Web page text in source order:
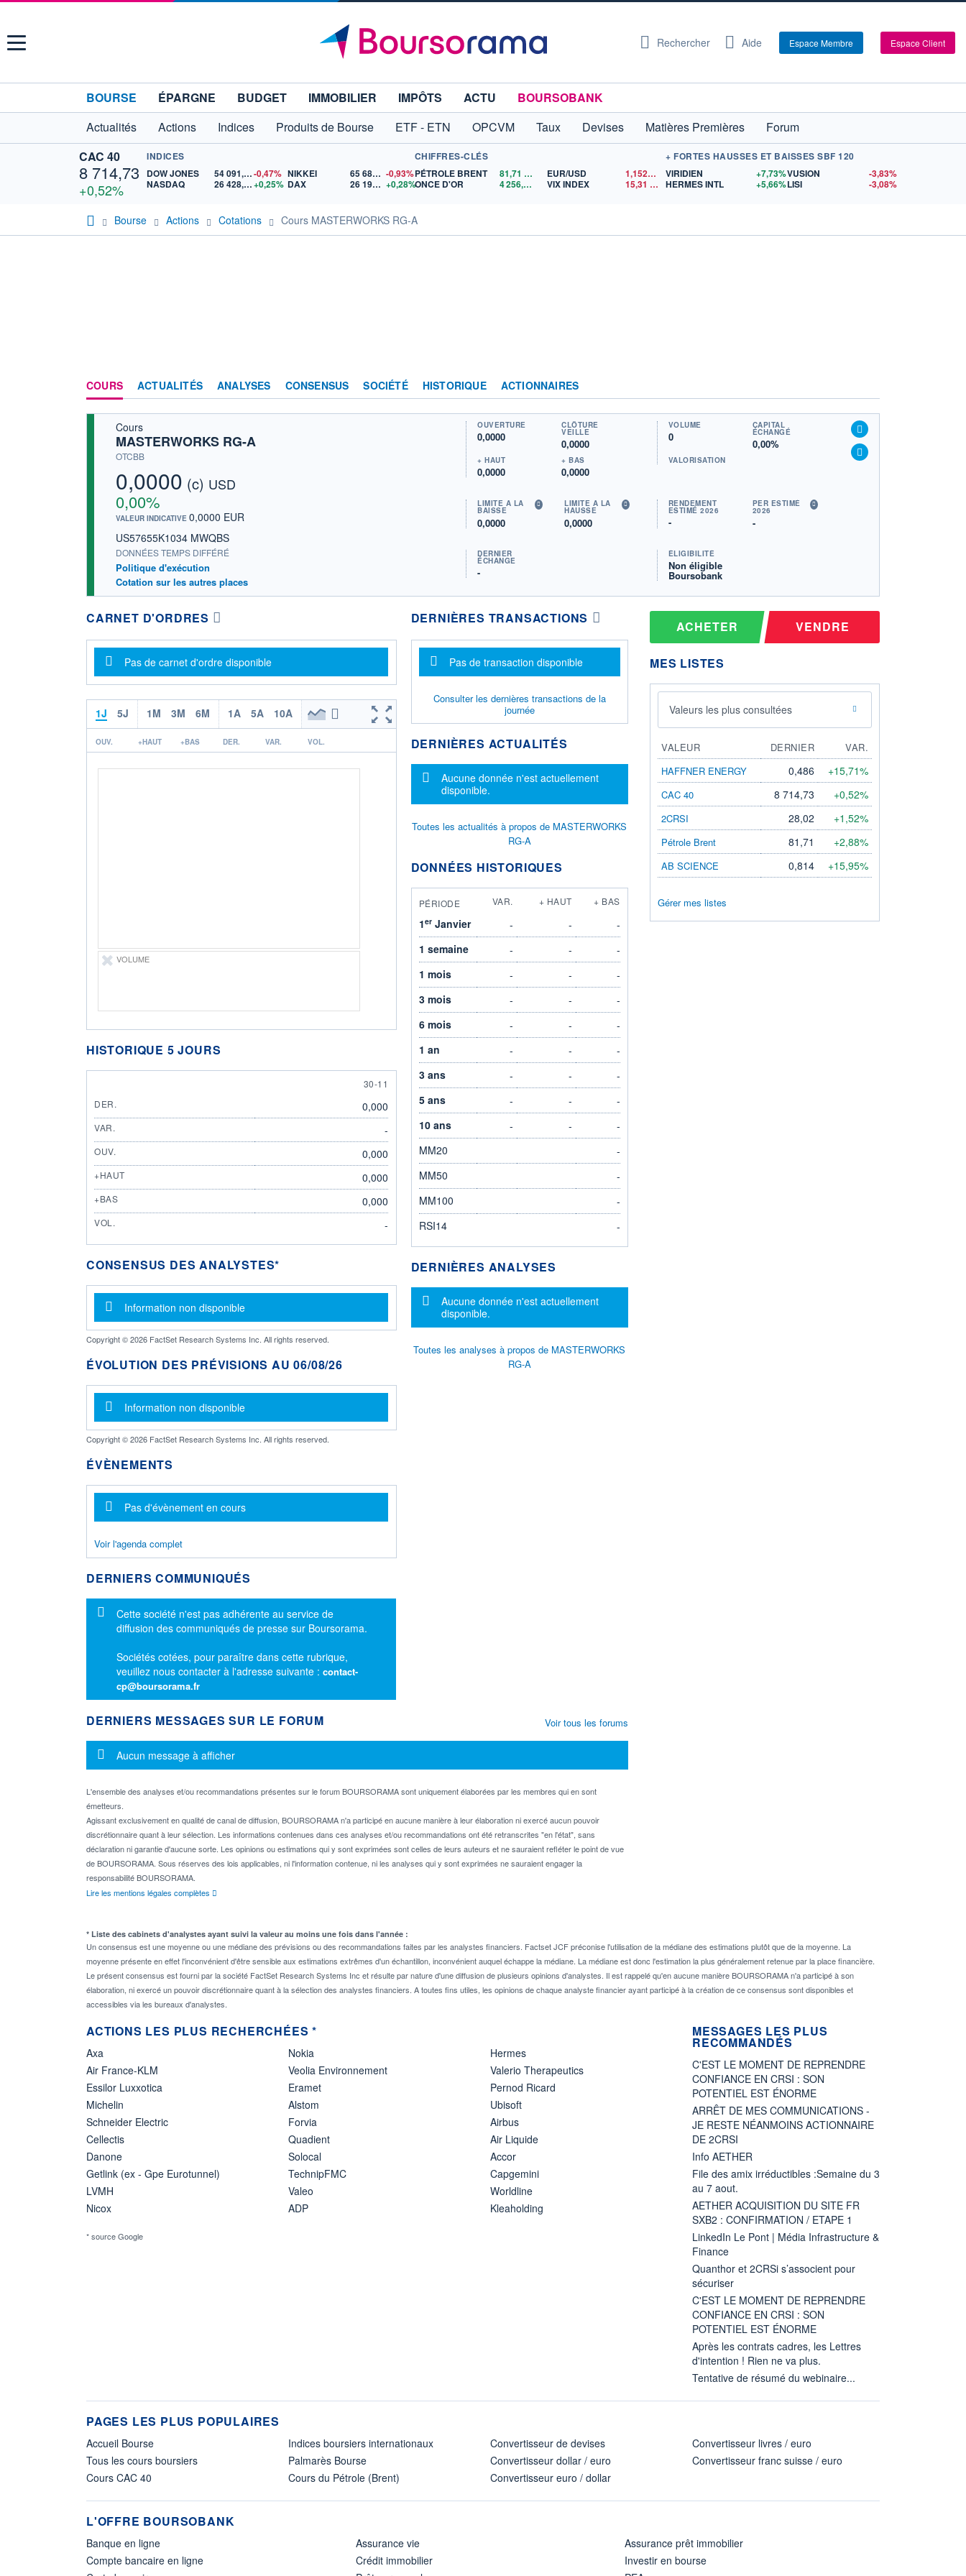
Menu Rechercher Aide Espace Membre Espace Client
BOURSE ÉPARGNE BUDGET IMMOBILIER IMPÔTS ACTU
BOURSOBANK
Actualités
Actions Indices Produits de Bourse ETF - ETN OPCVM Taux Devises Matières Premières
Forum
CAC 40
8 714,73
+0,52%
INDICES
DOW JONES
54 091,77-0,47%
NASDAQ
26 428,56+0,25%
NIKKEI 65 683,26 -0,93%
DAX
26 199,14 +0,28%
CHIFFRES-CLÉS
PÉTROLE BRENT
81,71
ONCE D'OR
4 256,29 $US
EUR/USD 1,1524$US
VIX INDEX
15,31
+ FORTES HAUSSES ET BAISSES SBF 120
VIRIDIEN
+7,73%
HERMES INTL
+5,66%
VUSION
-3,83%
LISI
-3,08%
Bourse Actions Cotations Cours MASTERWORKS RG-A
COURS ACTUALITÉS ANALYSES CONSENSUS SOCIÉTÉ HISTORIQUE ACTIONNAIRES
Cours
MASTERWORKS RG-A
OTCBB
0,0000 (c) USD
0,00%
VALEUR INDICATIVE 0,0000 EUR
US57655K1034 MWQBS
DONNÉES TEMPS DIFFÉRÉ
Politique d'exécution
Cotation sur les autres places
OUVERTURE
0,0000
CLÔTURE
VEILLE
0,0000
+ HAUT
0,0000
+ BAS
0,0000
VOLUME
0
CAPITAL
ÉCHANGÉ
0,00%
VALORISATION
LIMITE À LA
BAISSE
0,0000
LIMITE À LA
HAUSSE
0,0000
RENDEMENT
ESTIMÉ 2026
-
PER ESTIMÉ
2026
-
DERNIER
ÉCHANGE
-
ÉLIGIBILITÉ
Non éligible
Boursobank
CARNET D'ORDRES
Message d'information
Pas de carnet d'ordre disponible
1J 5J 1M 3M 6M 1A 5A 10A
OUV. +HAUT +BAS DER. VAR. VOL.
VOLUME
HISTORIQUE 5 JOURS
30 NOVEMBER
30-11
DER.
0,000
VAR. -
OUV. 0,000
+HAUT 0,000
+BAS 0,000
VOL. -
CONSENSUS DES ANALYSTES*
Message d'information
Information non disponible
Copyright © 2026 FactSet Research Systems Inc. All rights reserved.
ÉVOLUTION DES PRÉVISIONS AU 06/08/26
Message d'information
Information non disponible
Copyright © 2026 FactSet Research Systems Inc. All rights reserved.
ÉVÈNEMENTS
Message d'information
Pas d'évènement en cours
Voir l'agenda complet
DERNIERS COMMUNIQUÉS
Message d'information
Cette société n'est pas adhérente au service de
diffusion des communiqués de presse sur Boursorama.
Sociétés cotées, pour paraître dans cette rubrique,
veuillez nous contacter à l'adresse suivante : contact-
cp@boursorama.fr
DERNIÈRES TRANSACTIONS
Message d'information
Pas de transaction disponible
Consulter les dernières transactions de la
journée
DERNIÈRES ACTUALITÉS
Message d'information
Aucune donnée n'est actuellement
disponible.
Toutes les actualités à propos de MASTERWORKS
RG-A
DONNÉES HISTORIQUES
PÉRIODE VAR. + HAUT + BAS
1erJanvier - -
-
1 semaine
- -
-
1 mois
- -
-
3 mois
- -
-
6 mois
- -
-
1 an
- -
-
3 ans
- -
-
5 ans
- -
-
10 ans
- -
-
MM20
-
MM50
-
MM100
-
RSI14
-
DERNIÈRES ANALYSES
Message d'information
Aucune donnée n'est actuellement
disponible.
Toutes les analyses à propos de MASTERWORKS
RG-A
DERNIERS MESSAGES SUR LE FORUM
Message d'information
Aucun message à afficher
L'ensemble des analyses et/ou recommandations présentes sur le forum BOURSORAMA sont uniquement élaborées par les membres qui en sont
émetteurs.
Agissant exclusivement en qualité de canal de diffusion, BOURSORAMA n'a participé en aucune manière à leur élaboration ni exercé aucun pouvoir
discrétionnaire quant à leur sélection. Les informations contenues dans ces analyses et/ou recommandations ont été retranscrites "en l'état", sans
déclaration ni garantie d'aucune sorte. Les opinions ou estimations qui y sont exprimées sont celles de leurs auteurs et ne sauraient refléter le point de vue
de BOURSORAMA. Sous réserves des lois applicables, ni l'information contenue, ni les analyses qui y sont exprimées ne sauraient engager la
responsabilité BOURSORAMA.
Lire les mentions légales complètes
Voir tous les forums
ACHETER VENDRE
MES LISTES
Valeurs les plus consultées
VALEUR DERNIER
VAR.
HAFFNER ENERGY
0,486 +15,71%
CAC 40 8 714,73 +0,52%
2CRSI 28,02 +1,52%
Pétrole Brent 81,71 +2,88%
AB SCIENCE 0,814 +15,95%
Gérer mes listes
* Liste des cabinets d'analystes ayant suivi la valeur au moins une fois dans l'année :
Un consensus est une moyenne ou une médiane des prévisions ou des recommandations faites par les analystes financiers. Factset JCF préconise l'utilisation de la médiane des estimations plutôt que de la moyenne. La
moyenne présente en effet l'inconvénient d'être sensible aux estimations extrêmes d'un échantillon, inconvénient auquel échappe la médiane. La médiane est donc l'estimation la plus généralement retenue par la place financière.
Le présent consensus est fourni par la société FactSet Research Systems Inc et résulte par nature d'une diffusion de plusieurs opinions d'analystes. Il est rappelé qu'en aucune manière BOURSORAMA n'a participé à son
élaboration, ni exercé un pouvoir discrétionnaire quant à la sélection des analystes financiers. A toutes fins utiles, les opinions de chaque analyste financier ayant participé à la création de ce consensus sont disponibles et
accessibles via les bureaux d'analystes.
ACTIONS LES PLUS RECHERCHÉES *
Axa
Air France-KLM
Essilor Luxxotica
Michelin
Schneider Electric
Cellectis
Danone
Getlink (ex - Gpe Eurotunnel)
LVMH
Nicox
Nokia
Veolia Environnement
Eramet
Alstom
Forvia
Quadient
Solocal
TechnipFMC
Valeo
ADP
Hermes
Valerio Therapeutics
Pernod Ricard
Ubisoft
Airbus
Air Liquide
Accor
Capgemini
Worldline
Kleaholding
* source Google
MESSAGES LES PLUS
RECOMMANDÉS
C'EST LE MOMENT DE REPRENDRE
CONFIANCE EN CRSI : SON
POTENTIEL EST ÉNORME
ARRÊT DE MES COMMUNICATIONS -
JE RESTE NÉANMOINS ACTIONNAIRE
DE 2CRSI
Info AETHER
File des amix irréductibles :Semaine du 3
au 7 aout.
AETHER ACQUISITION DU SITE FR
SXB2 : CONFIRMATION / ETAPE 1
LinkedIn Le Pont | Média Infrastructure &
Finance
Quanthor et 2CRSi s’associent pour
sécuriser
C'EST LE MOMENT DE REPRENDRE
CONFIANCE EN CRSI : SON
POTENTIEL EST ÉNORME
Après les contrats cadres, les Lettres
d'intention ! Rien ne va plus.
Tentative de résumé du webinaire...
PAGES LES PLUS POPULAIRES
Accueil Bourse
Tous les cours boursiers
Cours CAC 40
Indices boursiers internationaux
Palmarès Bourse
Cours du Pétrole (Brent)
Convertisseur de devises
Convertisseur dollar / euro
Convertisseur euro / dollar
Convertisseur livres / euro
Convertisseur franc suisse / euro
L'OFFRE BOURSOBANK
Banque en ligne
Compte bancaire en ligne
Assurance vie
Crédit immobilier
Assurance prêt immobilier
Investir en bourse